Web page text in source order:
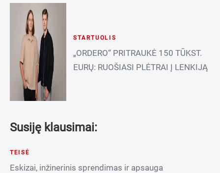
STARTUOLIS
„ORDERO“ PRITRAUKĖ 150 TŪKST.
EURŲ: RUOŠIASI PLĖTRAI Į LENKIJĄ
Susiję klausimai:
TEISĖ
Eskizai, inžinerinis sprendimas ir apsauga